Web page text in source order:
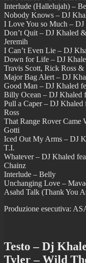
Interlude (Hallelujah) –
Nobody Knows – DJ
I Love You so Much – DJ
Don’t Quit – DJ Khaled
Jeremih
I Can’t Even Lie – DJ
Down for Life – DJ
Travis Scott, Rick Ross
Major Bag Alert – DJ
Good Man – DJ Khaled
Billy Ocean – DJ Khaled
Pull a Caper – DJ
Ross
That Range Rover Came
Gotti
Iced Out My Arms – DJ
T.I.
Whatever – DJ Khaled
Chainz
Interlude – Belly
Unchanging Love –
Asahd Talk (Thank You
Produzione esecutiva:
Testo – Dj
Tyler – Wild